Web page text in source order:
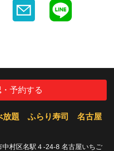
予約する
放題 ふらり寿司 名古屋
中村区名駅４-24-8 名古屋いちご